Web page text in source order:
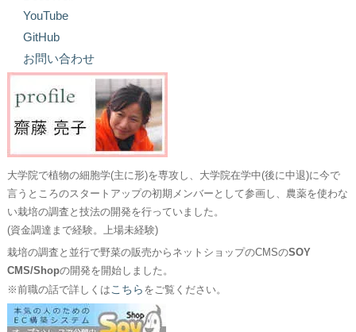
YouTube
GitHub
お問い合わせ
大学院で植物の細胞学(主に形)を専攻し、大学院在学中(後に中退)に今で
言うところのスタートアップの初期メンバーとして参画し、農薬を使わな
い栽培の調査と技法の開発を行っていました。
(資金調達まで経験。上場未経験)
栽培の調査と並行で野菜の販売からネットショップのCMSのSOY
CMS/Shopの開発を開始しました。
※前職の話で詳しくは こちら をご覧ください。